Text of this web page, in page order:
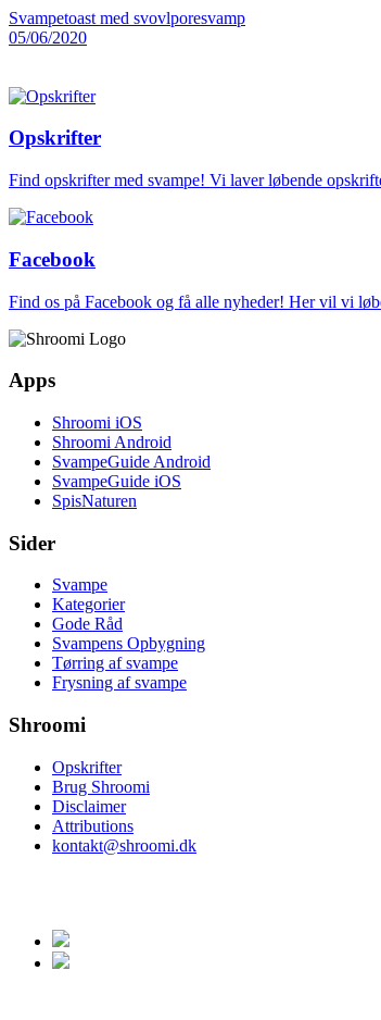
Svampetoast med svovlporesvamp
05/06/2020
Opskrifter
Find opskrifter med svampe! Vi laver løbende
Facebook
Find os på Facebook og få alle nyheder! Her vil vi
Apps
Shroomi iOS
Shroomi Android
SvampeGuide Android
SvampeGuide iOS
SpisNaturen
Sider
Svampe
Kategorier
Gode Råd
Svampens Opbygning
Tørring af svampe
Frysning af svampe
Shroomi
Opskrifter
Brug Shroomi
Disclaimer
Attributions
kontakt@shroomi.dk